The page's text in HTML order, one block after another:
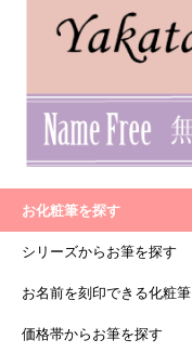
お化粧筆を探す
シリーズからお筆を探す
お名前を刻印できる化粧筆
価格帯からお筆を探す